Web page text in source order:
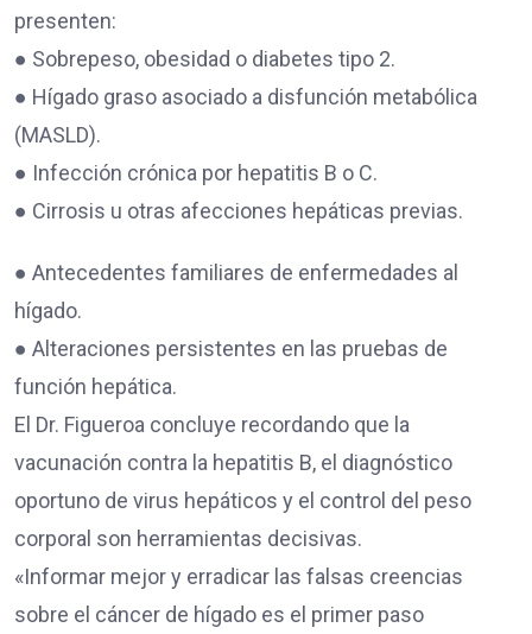
presenten:
● Sobrepeso, obesidad o diabetes tipo 2.
● Hígado graso asociado a disfunción metabólica
(MASLD).
● Infección crónica por hepatitis B o C.
● Cirrosis u otras afecciones hepáticas previas.
● Antecedentes familiares de enfermedades al
hígado.
● Alteraciones persistentes en las pruebas de
función hepática.
El Dr. Figueroa concluye recordando que la
vacunación contra la hepatitis B, el diagnóstico
oportuno de virus hepáticos y el control del peso
corporal son herramientas decisivas.
«Informar mejor y erradicar las falsas creencias
sobre el cáncer de hígado es el primer paso